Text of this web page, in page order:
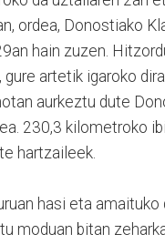
ordea, Donostiako
hain zuzen.
gure artetik igaroko
aurkeztu dute
230,3 kilometroko
hartzaileek.
hasi eta amaituko
moduan bitan